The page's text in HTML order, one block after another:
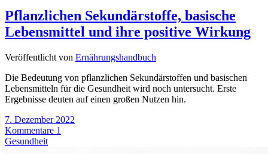
Pflanzlichen Sekundärstoffe, basische
Lebensmittel und ihre positive Wirkung
Veröffentlicht von Ernährungshandbuch
Die Bedeutung von pflanzlichen Sekundärstoffen und basischen
Lebensmitteln für die Gesundheit wird noch untersucht. Erste
Ergebnisse deuten auf einen großen Nutzen hin.
7. Dezember 2022
Kommentare 1
Gesundheit